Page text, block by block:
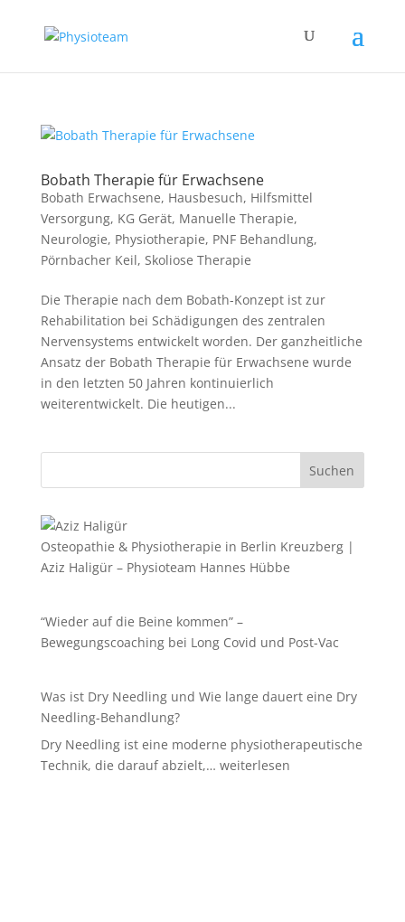
Bobath Therapie für Erwachsene
Bobath Erwachsene, Hausbesuch, Hilfsmittel
Versorgung, KG Gerät, Manuelle Therapie,
Neurologie, Physiotherapie, PNF Behandlung,
Pörnbacher Keil, Skoliose Therapie
Die Therapie nach dem Bobath-Konzept ist zur
Rehabilitation bei Schädigungen des zentralen
Nervensystems entwickelt worden. Der ganzheitliche
Ansatz der Bobath Therapie für Erwachsene wurde
in den letzten 50 Jahren kontinuierlich
weiterentwickelt. Die heutigen...
Suchen
Osteopathie & Physiotherapie in Berlin Kreuzberg |
Aziz Haligür – Physioteam Hannes Hübbe
“Wieder auf die Beine kommen” –
Bewegungscoaching bei Long Covid und Post-Vac
Was ist Dry Needling und Wie lange dauert eine Dry
Needling-Behandlung?
Dry Needling ist eine moderne physiotherapeutische
Technik, die darauf abzielt,… Was
weiterlesen